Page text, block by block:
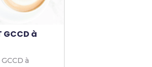
GCCD à
à